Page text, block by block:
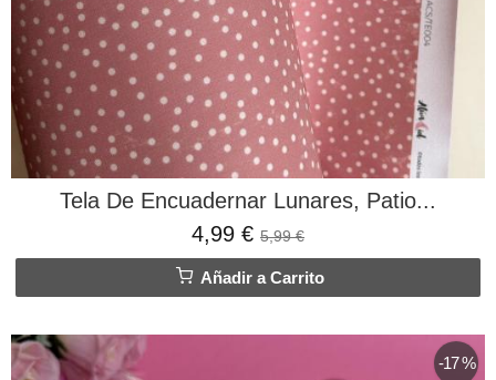
Tela De Encuadernar Lunares, Patio...
4,99 € 5,99 €
Añadir a Carrito
-17 %